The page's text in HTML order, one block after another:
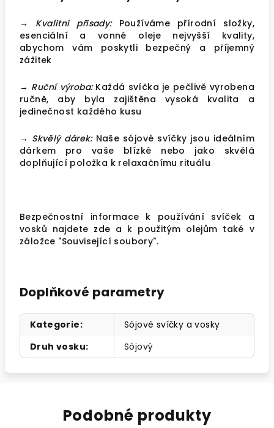
→ Kvalitní přísady:Používáme přírodní složky,
esenciální a vonné oleje nejvyšší kvality,
abychom vám poskytli bezpečný a příjemný
zážitek
→ Ruční výroba:Každá svíčka je pečlivě vyrobena
ručně, aby byla zajištěna vysoká kvalita a
jedinečnost každého kusu
→ Skvělý dárek:Naše sójové svíčky jsou ideálním
dárkem pro vaše blízké nebo jako skvělá
doplňující položka k relaxačnímu rituálu
Bezpečnostní informace k používání svíček a
vosků najdete zde a k použitým olejům také v
záložce "Související soubory".
Doplňkové parametry
Kategorie:
Sójové svíčky a vosky
Druh vosku: Sójový
Podobné produkty